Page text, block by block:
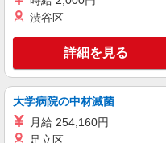
日研トータルソーシング株式
ス【看護助手】
看護助手
時給
幅は経験・
福島県
線「いわき
渋谷区
詳細を見る
大学病院の中材滅菌
月給 254,160円
足立区